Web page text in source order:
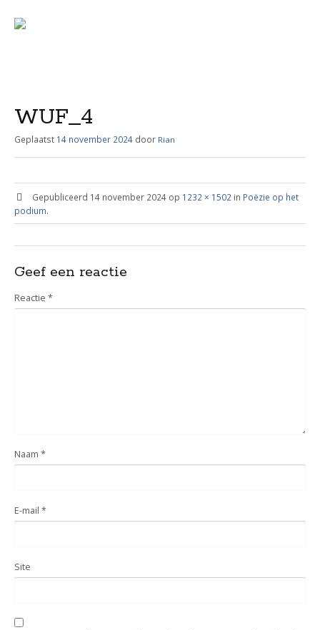
WUF_4
Geplaatst 14 november 2024 door Rian
Gepubliceerd 14 november 2024op 1232 × 1502in Poëzie op het
podium.
Geef een reactie
Reactie *
Naam *
E-mail *
Site